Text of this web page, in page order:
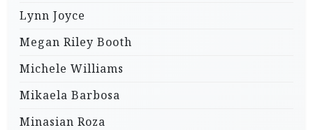
Lynn Joyce
Megan Riley Booth
Michele Williams
Mikaela Barbosa
Minasian Roza